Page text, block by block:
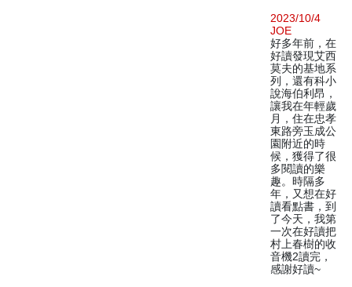
2023/10/4
JOE
好多年前，在
好讀發現艾西
莫夫的基地系
列，還有科小
說海伯利昂，
讓我在年輕歲
月，住在忠孝
東路旁玉成公
園附近的時
候，獲得了很
多閱讀的樂
趣。時隔多
年，又想在好
讀看點書，到
了今天，我第
一次在好讀把
村上春樹的收
音機2讀完，
感謝好讀~